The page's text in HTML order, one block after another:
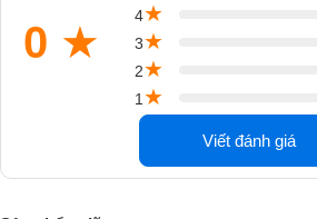
0 ★
4★
3★
2★
1★
Viết đánh giá